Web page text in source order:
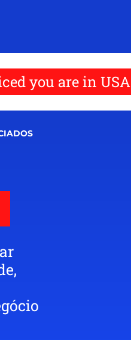
you are in USA